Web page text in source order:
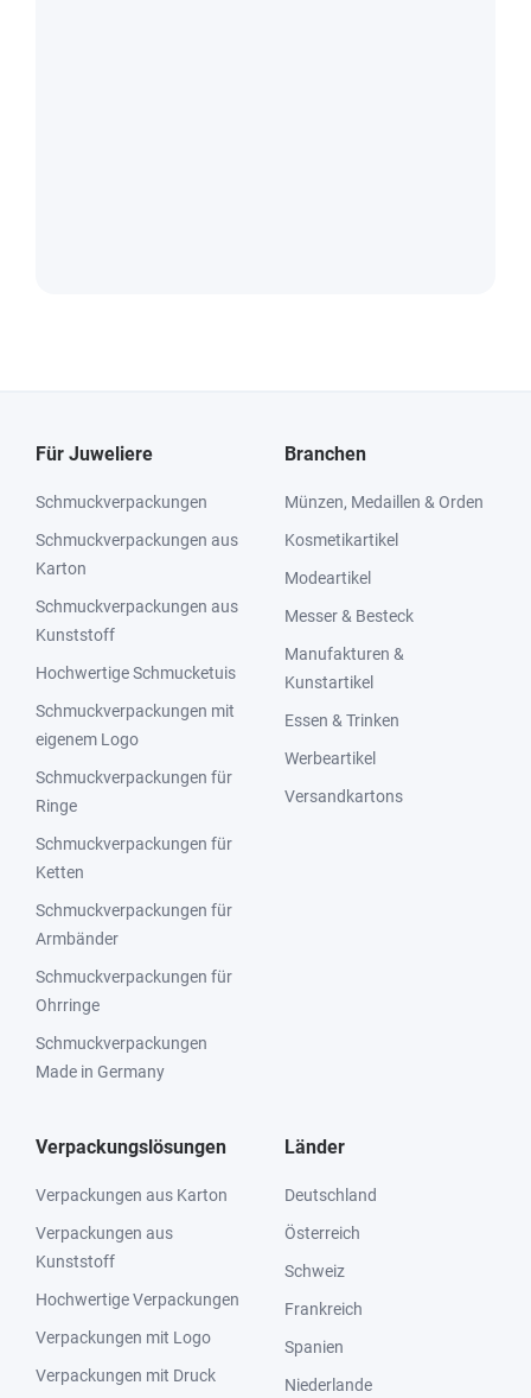
Für Juweliere
Schmuckverpackungen
Schmuckverpackungen aus
Karton
Schmuckverpackungen aus
Kunststoff
Hochwertige Schmucketuis
Schmuckverpackungen mit
eigenem Logo
Schmuckverpackungen für
Ringe
Schmuckverpackungen für
Ketten
Schmuckverpackungen für
Armbänder
Schmuckverpackungen für
Ohrringe
Schmuckverpackungen
Made in Germany
Branchen
Münzen, Medaillen & Orden
Kosmetikartikel
Modeartikel
Messer & Besteck
Manufakturen &
Kunstartikel
Essen & Trinken
Werbeartikel
Versandkartons
Verpackungslösungen
Verpackungen aus Karton
Verpackungen aus
Kunststoff
Hochwertige Verpackungen
Verpackungen mit Logo
Verpackungen mit Druck
Länder
Deutschland
Österreich
Schweiz
Frankreich
Spanien
Niederlande